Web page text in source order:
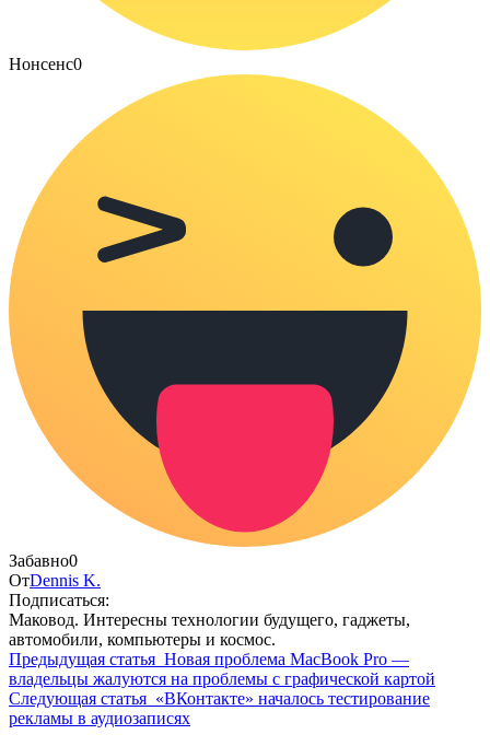
Нонсенс0
Забавно0
ОтDennis K.
Подписаться:
Маковод. Интересны технологии будущего, гаджеты,
автомобили, компьютеры и космос.
Предыдущая статья Новая проблема MacBook Pro —
владельцы жалуются на проблемы с графической картой
Следующая статья «ВКонтакте» началось тестирование
рекламы в аудиозаписях